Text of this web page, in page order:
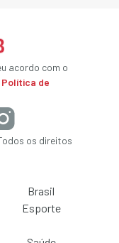
acordo com o
Política de
os direitos
Brasil
Esporte